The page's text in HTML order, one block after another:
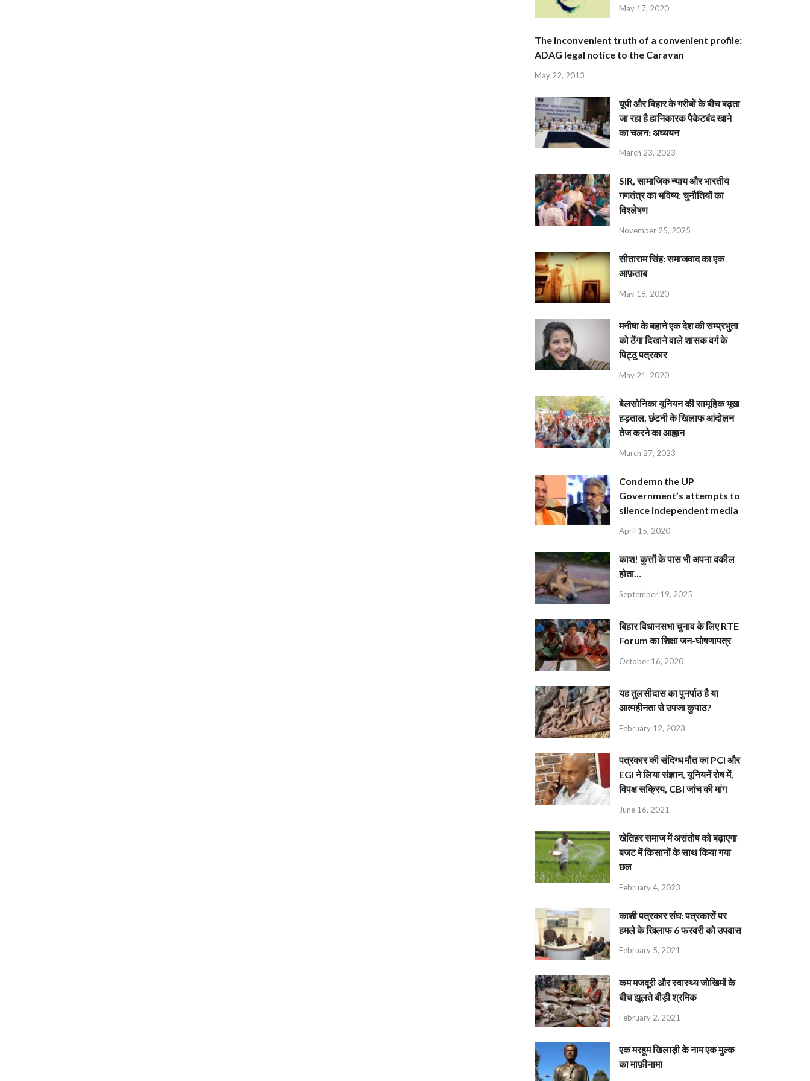
May 17, 2020
The inconvenient truth of a convenient profile:
ADAG legal notice to the Caravan
May 22, 2013
यूपी और बिहार के गरीबों के बीच बढ़ता
जा रहा है हानिकारक पैकेटबंद खाने
का चलन: अध्ययन
March 23, 2023
SIR, सामाजिक न्याय और भारतीय
गणतंत्र का भविष्य: चुनौतियों का
विश्लेषण
November 25, 2025
सीताराम सिंह: समाजवाद का एक
आफ़ताब
May 18, 2020
मनीषा के बहाने एक देश की सम्प्रभुता
को ठेंगा दिखाने वाले शासक वर्ग के
पिट्ठू पत्रकार
May 21, 2020
बेलसोनिका यूनियन की सामूहिक भूख
हड़ताल, छंटनी के खिलाफ आंदोलन
तेज करने का आह्वान
March 27, 2023
Condemn the UP
Government’s attempts to
silence independent media
April 15, 2020
काश! कुत्तों के पास भी अपना वकील
होता…
September 19, 2025
बिहार विधानसभा चुनाव के लिए RTE
Forum का शिक्षा जन-घोषणापत्र
October 16, 2020
यह तुलसीदास का पुनर्पाठ है या
आत्महीनता से उपजा कुपाठ?
February 12, 2023
पत्रकार की संदिग्ध मौत का PCI और
EGI ने लिया संज्ञान, यूनियनें रोष में,
विपक्ष सक्रिय, CBI जांच की मांग
June 16, 2021
खेतिहर समाज में असंतोष को बढ़ाएगा
बजट में किसानों के साथ किया गया
छल
February 4, 2023
काशी पत्रकार संघ: पत्रकारों पर
हमले के खिलाफ 6 फरवरी को उपवास
February 5, 2021
कम मजदूरी और स्वास्थ्य जोखिमों के
बीच झूलते बीड़ी श्रमिक
February 2, 2021
एक मरहूम खिलाड़ी के नाम एक मुल्क
का माफ़ीनामा